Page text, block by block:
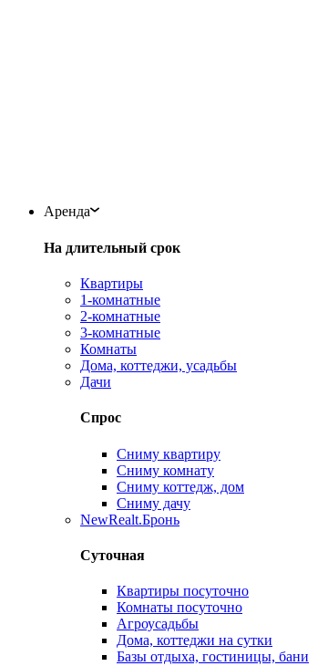
Аренда
На длительный срок
Квартиры
1-комнатные
2-комнатные
3-комнатные
Комнаты
Дома, коттеджи, усадьбы
Дачи
Спрос
Сниму квартиру
Сниму комнату
Сниму коттедж, дом
Сниму дачу
NewRealt.Бронь
Суточная
Квартиры посуточно
Комнаты посуточно
Агроусадьбы
Дома, коттеджи на сутки
Базы отдыха, гостиницы, бани